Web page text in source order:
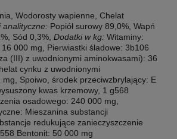
, Wodorosty wapienne, Chelat
analityczne: Popiół surowy 89,0%, Wapń
, Sód 0,3%, Dodatki w kg: Witaminy:
000 mg, Pierwiastki śladowe: 3b106
(III) z uwodnionymi aminokwasami): 36
cynku z uwodnionymi
Spoiwo, środek przeciwzbrylający: E
kwas krzemowy, 1 g568
osadowego: 240 000 mg,
Mieszanina substancji
redukujące zanieczyszczenie
Bentonit: 50 000 mg